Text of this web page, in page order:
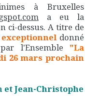
à Bruxelles
a eu la
ci-dessus. A titre de
donné
l'Ensemble "La
26 mars prochain
et Jean-Christophe